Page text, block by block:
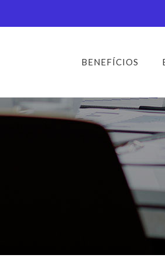
BENEFÍCIOS